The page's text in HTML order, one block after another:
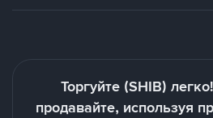
Торгуйте (SHIB)
продавайте, используя